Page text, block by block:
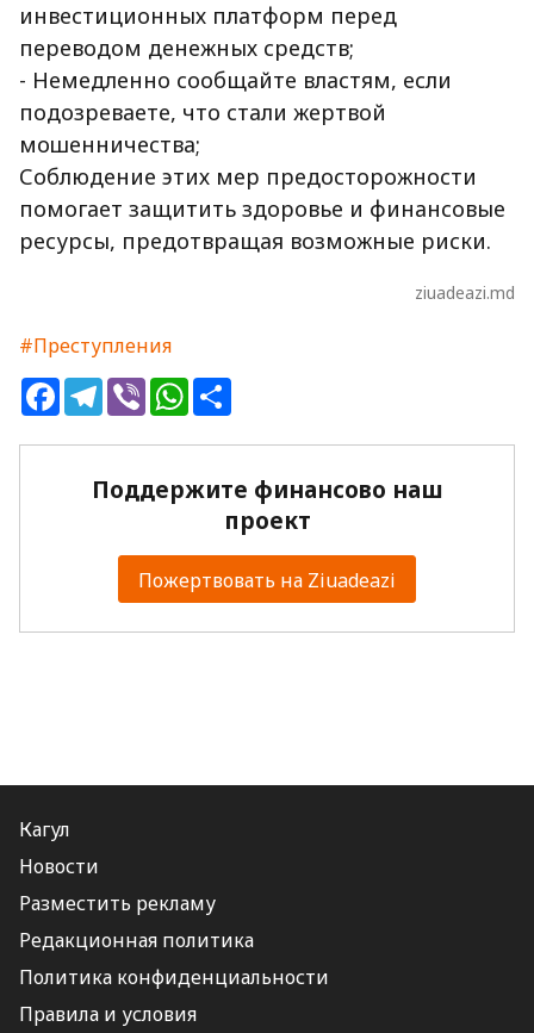
инвестиционных платформ перед
переводом денежных средств;
- Немедленно сообщайте властям, если
подозреваете, что стали жертвой
мошенничества;
Соблюдение этих мер предосторожности
помогает защитить здоровье и финансовые
ресурсы, предотвращая возможные риски.
ziuadeazi.md
#Преступления
FacebookTelegram
ViberWhatsApp
Поддержите финансово наш
проект
Пожертвовать на Ziuadeazi
Кагул
Новости
Разместить рекламу
Редакционная политика
Политика конфиденциальности
Правила и условия